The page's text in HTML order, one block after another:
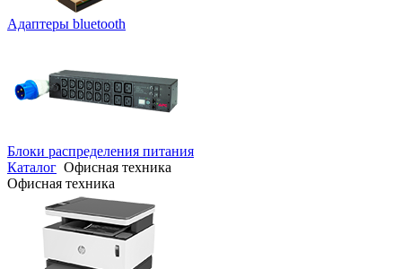
Адаптеры bluetooth
Блоки распределения питания
Каталог Офисная техника
Офисная техника